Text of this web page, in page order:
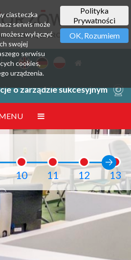
PRZEDSIĘBIORCY
wpisów w CEIDG online
10 11 12 13
Polityka
Prywatności
OK, Rozumiem
ciasteczka
serwis może
wyłączyć
swojej
serwisu
cookies,
urządzenia.